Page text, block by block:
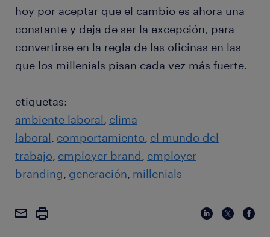
hoy por aceptar que el cambio es ahora una
constante y deja de ser la excepción, para
convertirse en la regla de las oficinas en las
que los millenials pisan cada vez más fuerte.
etiquetas:
ambiente laboral clima
laboral comportamiento el mundo del
trabajo employer brand employer
branding generación millenials